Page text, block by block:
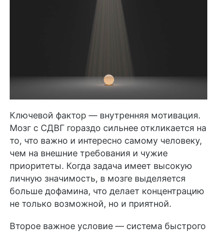
Ключевой фактор — внутренняя мотивация.
Мозг с СДВГ гораздо сильнее откликается на
то, что важно и интересно самому человеку,
чем на внешние требования и чужие
приоритеты. Когда задача имеет высокую
личную значимость, в мозге выделяется
больше дофамина, что делает концентрацию
не только возможной, но и приятной.
Второе важное условие — система быстрого